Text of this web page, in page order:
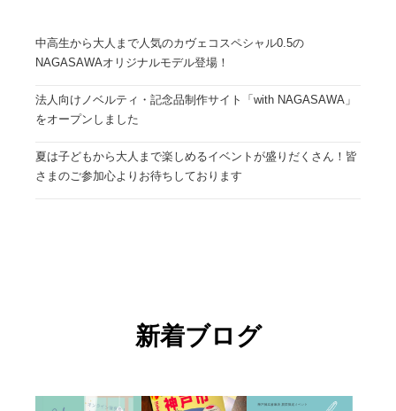
中高生から大人まで人気のカヴェコスペシャル0.5の
NAGASAWAオリジナルモデル登場！
法人向けノベルティ・記念品制作サイト「with NAGASAWA」
をオープンしました
夏は子どもから大人まで楽しめるイベントが盛りだくさん！皆
さまのご参加心よりお待ちしております
新着ブログ